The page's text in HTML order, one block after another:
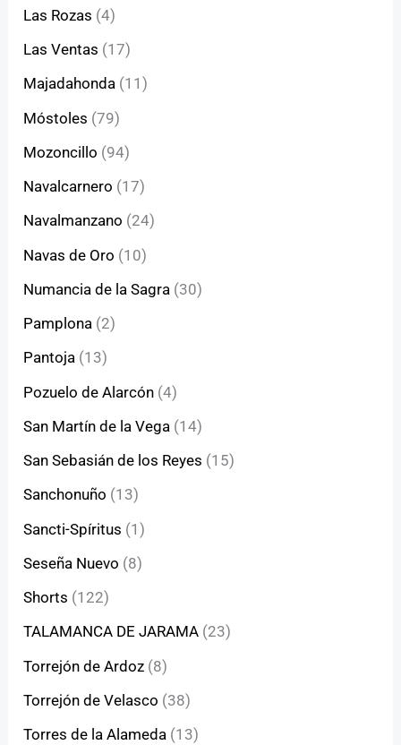
Las Rozas (4)
Las Ventas (17)
Majadahonda (11)
Móstoles (79)
Mozoncillo (94)
Navalcarnero (17)
Navalmanzano (24)
Navas de Oro (10)
Numancia de la Sagra (30)
Pamplona (2)
Pantoja (13)
Pozuelo de Alarcón (4)
San Martín de la Vega (14)
San Sebasián de los Reyes (15)
Sanchonuño (13)
Sancti-Spíritus (1)
Seseña Nuevo (8)
Shorts (122)
TALAMANCA DE JARAMA (23)
Torrejón de Ardoz (8)
Torrejón de Velasco (38)
Torres de la Alameda (13)